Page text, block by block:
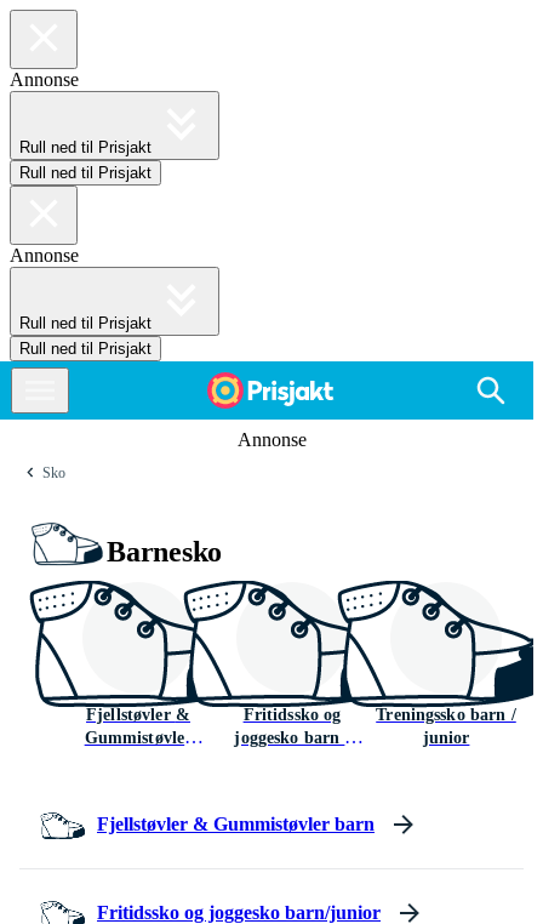
Annonse
Rull ned til Prisjakt
Rull ned til Prisjakt
Annonse
Rull ned til Prisjakt
Rull ned til Prisjakt
Annonse
Sko
Barnesko
Fjellstøvler &
Gummistøvler
Fritidssko og
joggesko barn /
Treningssko barn /
junior
Fjellstøvler & Gummistøvler barn
Fritidssko og joggesko barn/junior